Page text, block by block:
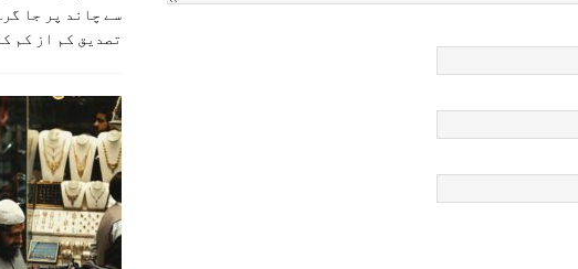
سے چاند پر جا
تصدیق کم از کم